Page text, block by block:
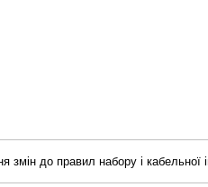
змін до правил набору і кабельної